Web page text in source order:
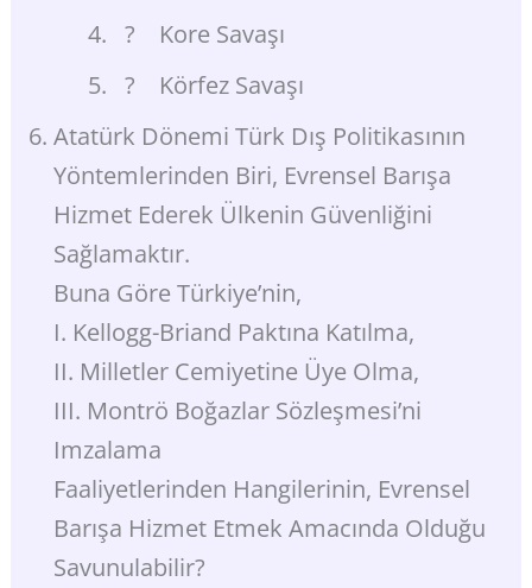
? Kore Savaşı
? Körfez Savaşı
Atatürk Dönemi Türk Dış Politikasının
Yöntemlerinden Biri, Evrensel Barışa
Hizmet Ederek Ülkenin Güvenliğini
Sağlamaktır.
Buna Göre Türkiye’nin,
I. Kellogg-Briand Paktına Katılma,
II. Milletler Cemiyetine Üye Olma,
III. Montrö Boğazlar Sözleşmesi’ni
Imzalama
Faaliyetlerinden Hangilerinin, Evrensel
Barışa Hizmet Etmek Amacında Olduğu
Savunulabilir?